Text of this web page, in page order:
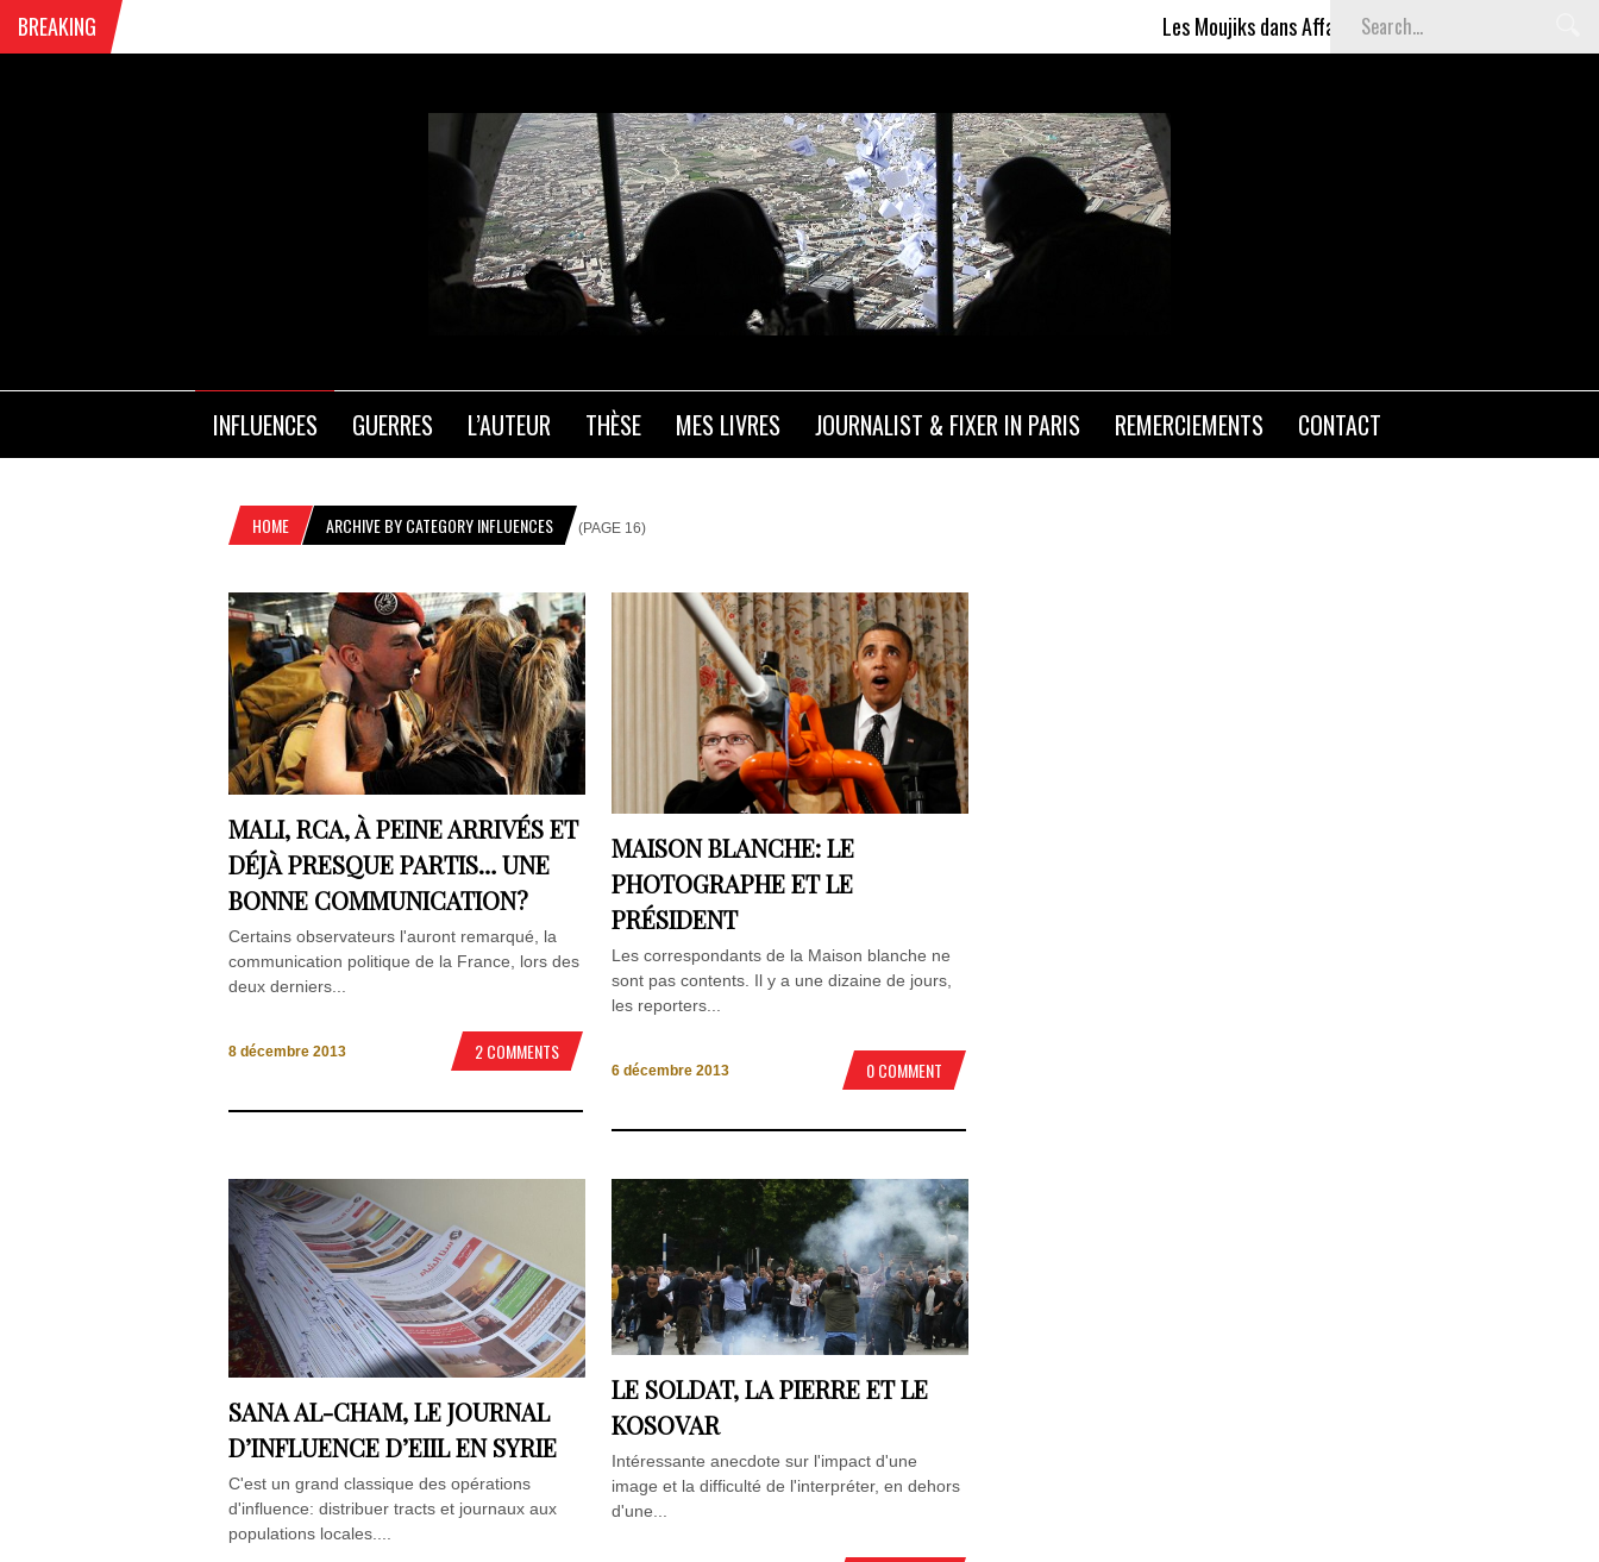
BREAKING Les Moujiks dans Affaires sensibles
INFLUENCES GUERRES L’AUTEUR THÈSE MES LIVRES JOURNALIST & FIXER IN PARIS REMERCIEMENTS CONTACT
HOME ARCHIVE BY CATEGORY INFLUENCES (PAGE 16)
MALI, RCA, À PEINE ARRIVÉS ET
DÉJÀ PRESQUE PARTIS… UNE
BONNE COMMUNICATION?
Certains observateurs l'auront remarqué, la
communication politique de la France, lors des
deux derniers...
8 décembre 2013 2 COMMENTS
MAISON BLANCHE: LE
PHOTOGRAPHE ET LE
PRÉSIDENT
Les correspondants de la Maison blanche ne
sont pas contents. Il y a une dizaine de jours,
les reporters...
6 décembre 2013 0 COMMENT
SANA AL-CHAM, LE JOURNAL
D’INFLUENCE D’EIIL EN SYRIE
C'est un grand classique des opérations
d'influence: distribuer tracts et journaux aux
populations locales....
LE SOLDAT, LA PIERRE ET LE
KOSOVAR
Intéressante anecdote sur l'impact d'une
image et la difficulté de l'interpréter, en dehors
d'une...